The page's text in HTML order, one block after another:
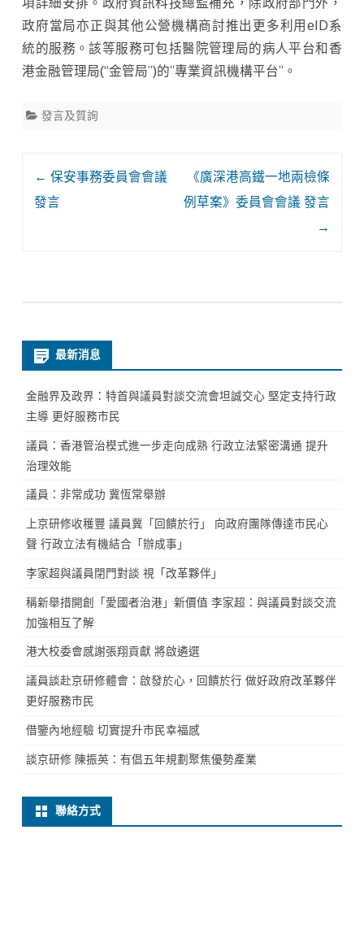
項詳細安排。政府資訊科技總監補充，除政府部門外，
政府當局亦正與其他公營機構商討推出更多利用eID系
統的服務。該等服務可包括醫院管理局的病人平台和香
港金融管理局(“金管局”)的”專業資訊機構平台”。
發言及質詢
← 保安事務委員會會議
發言
《廣深港高鐵一地兩檢條
例草案》委員會會議 發言
→
最新消息
金融界及政界：特首與議員對談交流會坦誠交心 堅定支持行政
主導 更好服務市民
議員：香港管治模式進一步走向成熟 行政立法緊密溝通 提升
治理效能
議員：非常成功 冀恆常舉辦
上京研修收穫豐 議員冀「回饋於行」 向政府團隊傳達市民心
聲 行政立法有機結合「辦成事」
李家超與議員閉門對談 視「改革夥伴」
稱新舉措開創「愛國者治港」新價值 李家超：與議員對談交流
加強相互了解
港大校委會感謝張翔貢獻 將啟遴選
議員談赴京研修體會：啟發於心，回饋於行 做好政府改革夥伴
更好服務市民
借鑒內地經驗 切實提升市民幸福感
談京研修 陳振英：有倡五年規劃聚焦優勢產業
聯絡方式